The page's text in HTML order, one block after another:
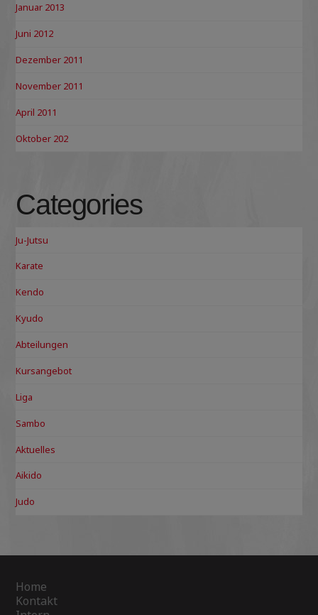
Januar 2013
Juni 2012
Dezember 2011
November 2011
April 2011
Oktober 202
Categories
Ju-Jutsu
Karate
Kendo
Kyudo
Abteilungen
Kursangebot
Liga
Sambo
Aktuelles
Aikido
Judo
Home
Kontakt